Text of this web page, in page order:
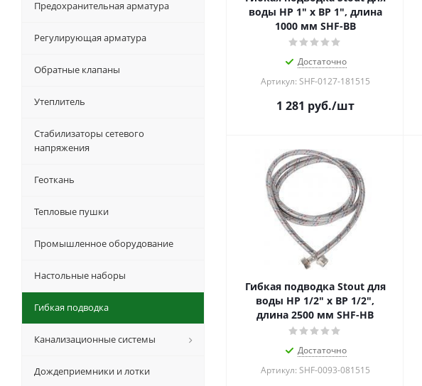
воды НР 1" х ВР 1", длина
1000 мм SHF-ВB
Достаточно
Артикул: SHF-0127-181515
1 281 руб./шт
Гибкая подводка Stout для
воды НР 1/2" х ВР 1/2",
длина 2500 мм SHF-НB
Достаточно
Артикул: SHF-0093-081515
Предохранительная арматура
Регулирующая арматура
Обратные клапаны
Утеплитель
Стабилизаторы сетевого
напряжения
Геоткань
Тепловые пушки
Промышленное оборудование
Настольные наборы
Гибкая подводка
Канализационные системы
Дождеприемники и лотки